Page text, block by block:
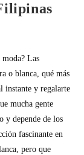
moda? Las
o blanca, qué más
instante y regalarte
mucha gente
y depende de los
fascinante en
pero que